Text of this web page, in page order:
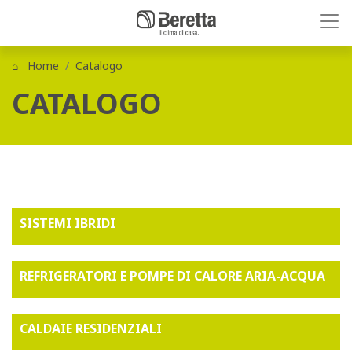
Home Catalogo
CATALOGO
SISTEMI IBRIDI
REFRIGERATORI E POMPE DI CALORE ARIA-ACQUA
CALDAIE RESIDENZIALI